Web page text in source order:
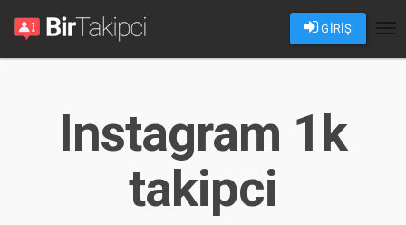
GİRİŞ
Instagram 1k
takipci